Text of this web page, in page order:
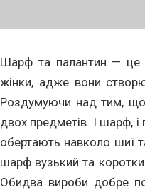
Шарф та палантин — це
жінки, адже вони
Роздумуючи над тим, що
двох предметів. І шарф,
обертають навколо шиї
шарф вузький та
Обидва вироби добре